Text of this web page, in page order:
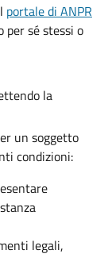
portale di ANPR
per sé stessi o
la
un soggetto
condizioni:
legali,